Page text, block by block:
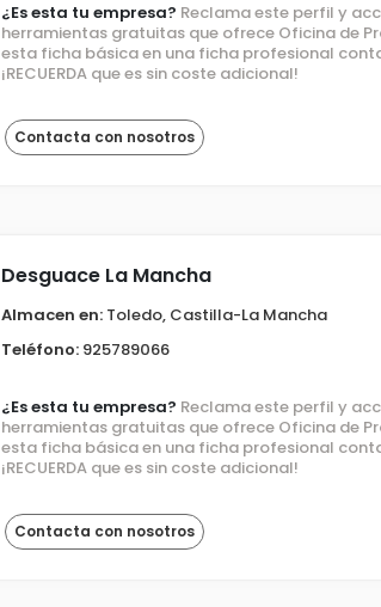
¿Es esta tu empresa? Reclama este perfil y
herramientas gratuitas que ofrece Oficina de
esta ficha básica en una ficha profesional
¡RECUERDA que es sin coste adicional!
Contacta con nosotros
Desguace La Mancha
Almacen en: Toledo, Castilla-La Mancha
Teléfono: 925789066
¿Es esta tu empresa? Reclama este perfil y
herramientas gratuitas que ofrece Oficina de
esta ficha básica en una ficha profesional
¡RECUERDA que es sin coste adicional!
Contacta con nosotros